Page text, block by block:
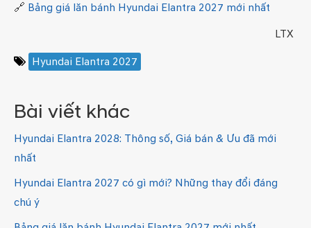
🔗 Bảng giá lăn bánh Hyundai Elantra 2027 mới nhất
LTX
Hyundai Elantra 2027
Bài viết khác
Hyundai Elantra 2028: Thông số, Giá bán & Ưu đã mới
nhất
Hyundai Elantra 2027 có gì mới? Những thay đổi đáng
chú ý